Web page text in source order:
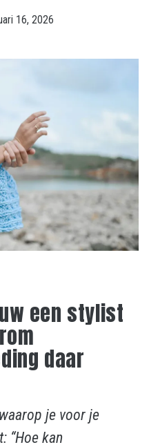
16, 2026
een stylist
daar
je voor je
“Hoe kan